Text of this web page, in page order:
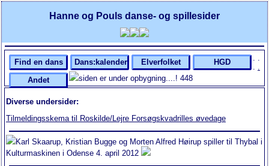
Hanne og Pouls danse- og spillesider
Find en dans Dans:kalender Elverfolket
HGD
Andet
. .
. .
siden er under opbygning....! 448
Diverse undersider:
Tilmeldingsskema til Roskilde/Lejre Forsøgskvadrilles øvedage
Karl Skaarup, Kristian Bugge og Morten Alfred Høirup spiller til Thybal i
Kulturmaskinen i Odense 4. april 2012